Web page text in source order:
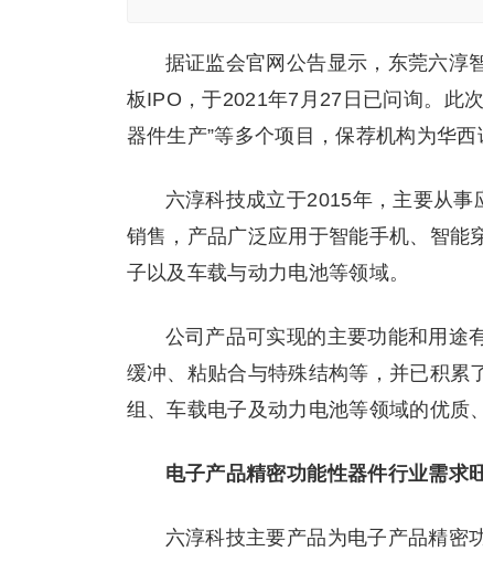
据证监会官网公告显示，东莞六淳
板IPO，于2021年7月27日已问询。此
器件生产”等多个项目，保荐机构为华西
六淳科技成立于2015年，主要从
销售，产品广泛应用于智能手机、智能
子以及车载与动力电池等领域。
公司产品可实现的主要功能和用途
缓冲、粘贴合与特殊结构等，并已积累
组、车载电子及动力电池等领域的优质
电子产品精密功能性器件行业需求
六淳科技主要产品为电子产品精密